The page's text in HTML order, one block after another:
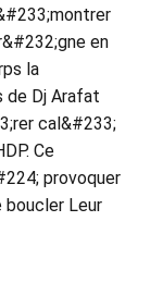
en
la
de Dj Arafat
cal&#233;
Ce
provoquer
boucler Leur